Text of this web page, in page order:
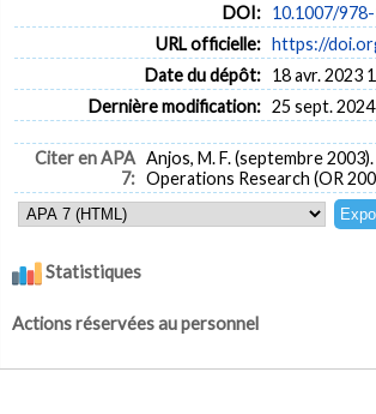
DOI: 10.1007/
URL officielle: https://
Date du dépôt: 18 avr. 2023
Dernière modification: 25 sept.
Citer en APA
7:
Anjos, M. F. (septembre 2003).
Operations Research (OR
Statistiques
Actions réservées au personnel